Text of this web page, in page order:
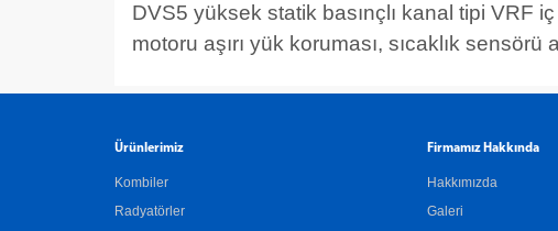
DVS5 yüksek statik basınçlı kanal tipi VRF
motoru aşırı yük koruması, sıcaklık sensörü
Ürünlerimiz
Kombiler
Radyatörler
Firmamız Hakkında
Hakkımızda
Galeri